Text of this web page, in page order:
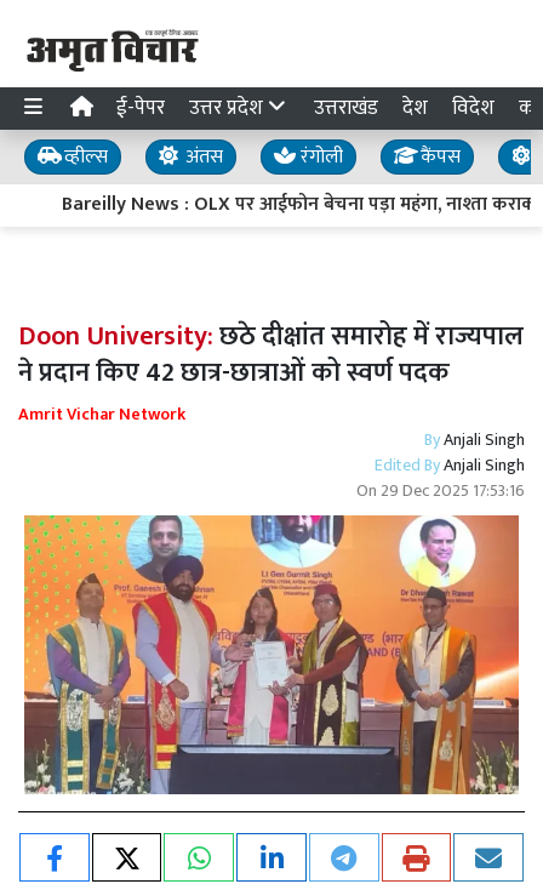
ई-पेपर उत्तर प्रदेश उत्तराखंड देश विदेश
व्हील्स अंतस रंगोली कैंपस
Bareilly News : OLX पर आईफोन बेचना पड़ा महंगा, नाश्ता
Doon University:छठे दीक्षांत समारोह में राज्यपाल
ने प्रदान किए 42 छात्र-छात्राओं को स्वर्ण पदक
Amrit Vichar Network
ByAnjali Singh
Edited ByAnjali Singh
On 29 Dec 2025 17:53:16